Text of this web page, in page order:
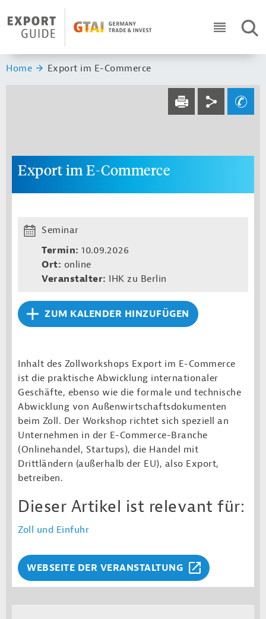
Header Logo
ICON
Sie sind hier:
Home Export im E-Commerce
Service navi
DRUCKEN
Social navi
Ihre Frage an
Export im E-Commerce
Seminar
Termin: 10.09.2026
Ort: online
Veranstalter: IHK zu Berlin
ZUM KALENDER HINZUFÜGEN
Inhalt des Zollworkshops Export im E-Commerce
ist die praktische Abwicklung internationaler
Geschäfte, ebenso wie die formale und technische
Abwicklung von Außenwirtschaftsdokumenten
beim Zoll. Der Workshop richtet sich speziell an
Unternehmen in der E-Commerce-Branche
(Onlinehandel, Startups), die Handel mit
Drittländern (außerhalb der EU), also Export,
betreiben.
Dieser Artikel ist relevant für:
Zoll und Einfuhr
WEBSEITE DER VERANSTALTUNG